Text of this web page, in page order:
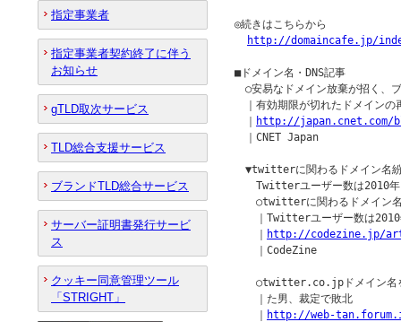
◎続きはこちらから
http://domaincafe.jp/
■ドメイン名・DNS記事
○安易なドメイン放棄が招く、
｜有効期限が切れたドメインの
http://japan.cnet.com/
｜CNET Japan
▼twitterに関わるドメイン名紛
Twitterユーザー数は2010年
○twitterに関わるドメイン名
｜Twitterユーザー数は2010
http://codezine.jp/
｜CodeZine
○twitter.co.jpドメイン名を勝
｜た男、裁定で敗北
http://web-
指定事業者
指定事業者契約終了に伴う
お知らせ
gTLD取次サービス
TLD総合支援サービス
ブランドTLD総合サービス
サーバー証明書発行サービ
ス
クッキー同意管理ツール
「STRIGHT」